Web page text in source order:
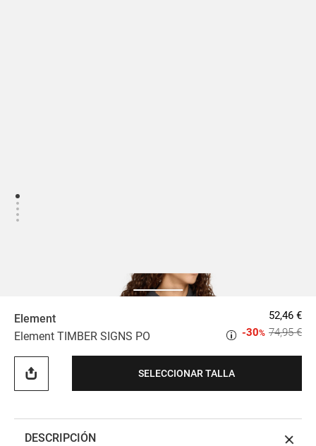
Element
Element TIMBER SIGNS PO
52,46 €
74,95 €
-30%
SELECCIONAR TALLA
DESCRIPCIÓN